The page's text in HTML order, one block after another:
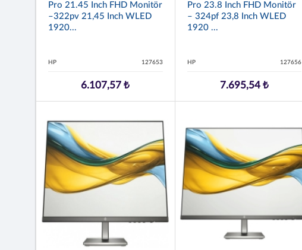
Pro 21.45 Inch FHD Monitör
–322pv 21,45 Inch WLED
1920...
HP 127653
6.107,57 ₺
Pro 23.8 Inch FHD Monitör
– 324pf 23,8 Inch WLED
1920 ...
HP 127656
7.695,54 ₺